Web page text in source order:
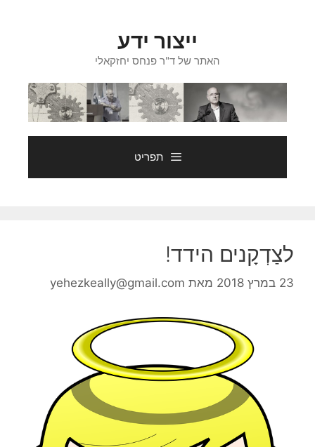
ייצור ידע
האתר של ד"ר פנחס יחזקאלי
תפריט
לצַדְקָנים הידד!
23 במרץ 2018 מאת yehezkeally@gmail.com